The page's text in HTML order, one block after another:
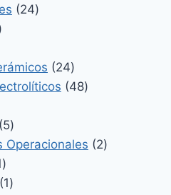
productos
2424
2424
productos
4848
55
productos
Operacionales 22
1
producto
11